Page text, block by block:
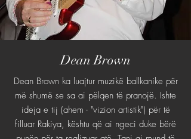
Dean Brown
Dean Brown ka luajtur muzikë ballkanike për
më shumë se sa ai pëlqen të pranojë. Ishte
ideja e tij (ahem - "vizion artistik") për të
filluar Rakiya, kështu që ai ngeci duke bërë